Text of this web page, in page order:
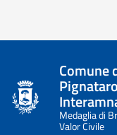
Comune
Pignataro
Medaglia di
Valor Civile